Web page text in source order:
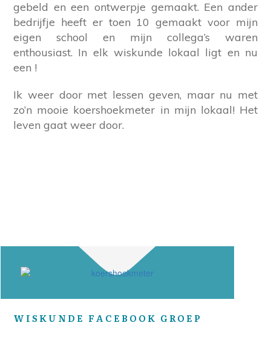
gebeld en een ontwerpje gemaakt. Een ander
bedrijfje heeft er toen 10 gemaakt voor mijn
eigen school en mijn collega’s waren
enthousiast. In elk wiskunde lokaal ligt en nu
een !
Ik weer door met lessen geven, maar nu met
zo’n mooie koershoekmeter in mijn lokaal! Het
leven gaat weer door.
WISKUNDE FACEBOOK GROEP